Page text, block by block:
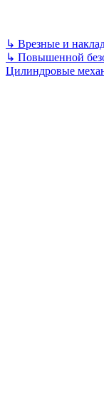
↳ Врезные и
↳ Повышенной
Цилиндровые